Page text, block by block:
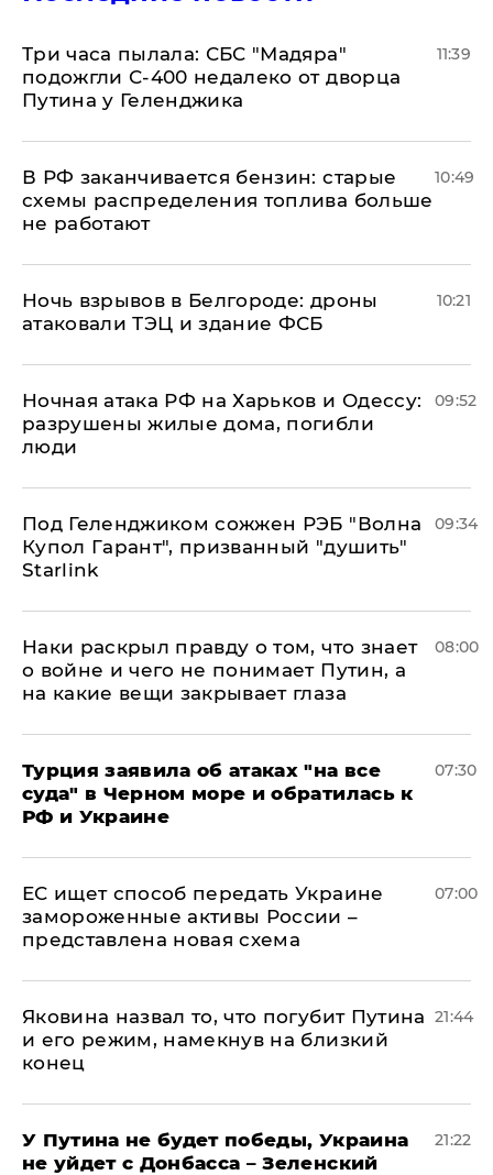
Три часа пылала: СБС "Мадяра"
подожгли С-400 недалеко от дворца
Путина у Геленджика
11:39
​В РФ заканчивается бензин: старые
схемы распределения топлива больше
не работают
10:49
​Ночь взрывов в Белгороде: дроны
атаковали ТЭЦ и здание ФСБ
10:21
​Ночная атака РФ на Харьков и Одессу:
разрушены жилые дома, погибли
люди
09:52
Под Геленджиком сожжен РЭБ "Волна
Купол Гарант", призванный "душить"
Starlink
09:34
Наки раскрыл правду о том, что знает
о войне и чего не понимает Путин, а
на какие вещи закрывает глаза
08:00
Турция заявила об атаках "на все
суда" в Черном море и обратилась к
РФ и Украине
07:30
ЕС ищет способ передать Украине
замороженные активы России –
представлена новая схема
07:00
Яковина назвал то, что погубит Путина
и его режим, намекнув на близкий
конец
21:44
У Путина не будет победы, Украина
не уйдет с Донбасса – Зеленский
21:22